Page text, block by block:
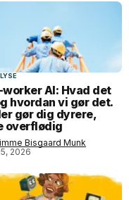
worker AI: Hvad det
hvordan vi gør det.
gør dig dyrere,
overflødig
Bisgaard Munk
2026